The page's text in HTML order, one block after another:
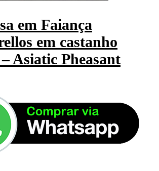
em Faiança
em castanho
Asiatic Pheasant